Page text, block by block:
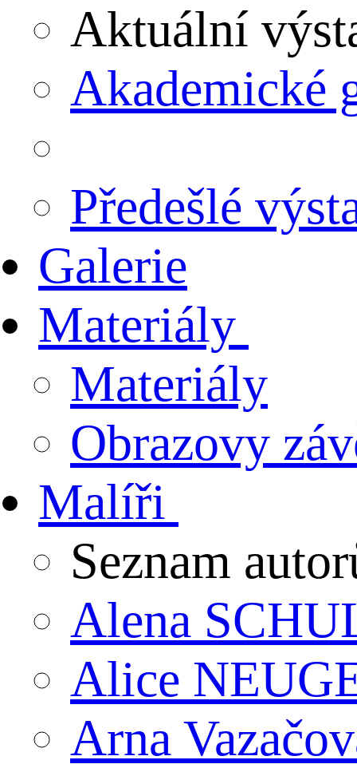
Aktuální
Akademické
Předešlé
Galerie
Materiály
Materiály
Obrazovy
Malíři
Seznam
Alena
Alice
Arna